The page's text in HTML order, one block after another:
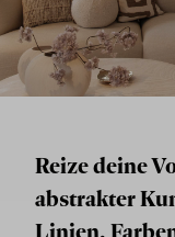
Reize deine
abstrakter
Linien,